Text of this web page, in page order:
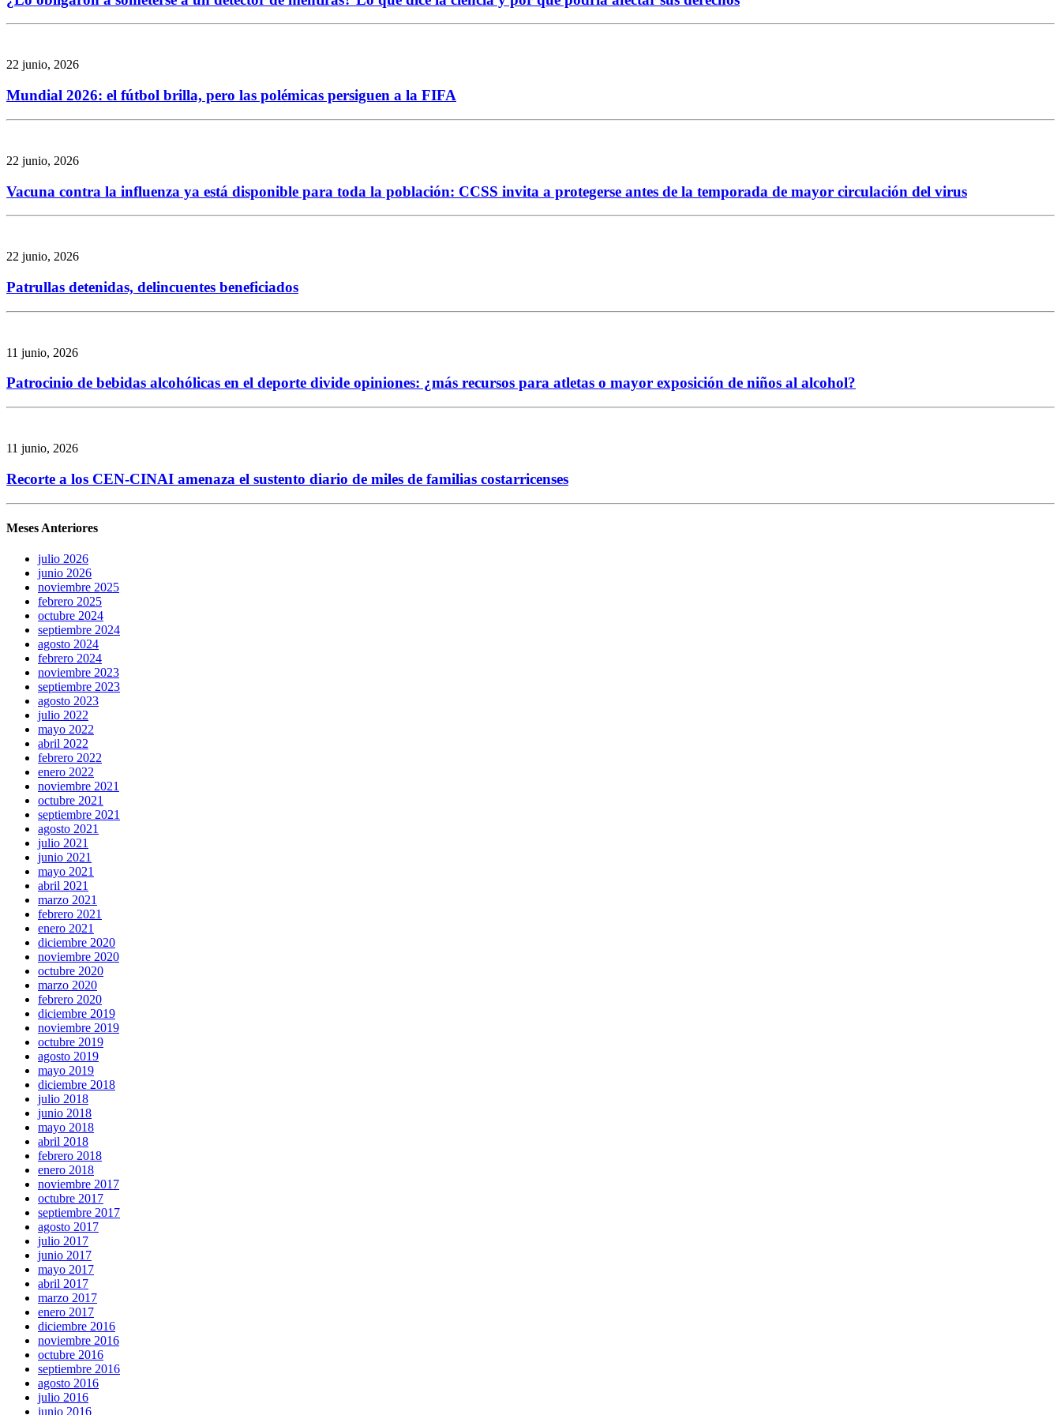
22 junio, 2026
Mundial 2026: el fútbol brilla, pero las polémicas persiguen a la FIFA
22 junio, 2026
Vacuna contra la influenza ya está disponible para toda la población: CCSS invita a protegerse antes de la temporada de mayor circulación del virus
22 junio, 2026
Patrullas detenidas, delincuentes beneficiados
11 junio, 2026
Patrocinio de bebidas alcohólicas en el deporte divide opiniones: ¿más recursos para atletas o mayor exposición de niños al alcohol?
11 junio, 2026
Recorte a los CEN-CINAI amenaza el sustento diario de miles de familias costarricenses
Meses Anteriores
julio 2026
junio 2026
noviembre 2025
febrero 2025
octubre 2024
septiembre 2024
agosto 2024
febrero 2024
noviembre 2023
septiembre 2023
agosto 2023
julio 2022
mayo 2022
abril 2022
febrero 2022
enero 2022
noviembre 2021
octubre 2021
septiembre 2021
agosto 2021
julio 2021
junio 2021
mayo 2021
abril 2021
marzo 2021
febrero 2021
enero 2021
diciembre 2020
noviembre 2020
octubre 2020
marzo 2020
febrero 2020
diciembre 2019
noviembre 2019
octubre 2019
agosto 2019
mayo 2019
diciembre 2018
julio 2018
junio 2018
mayo 2018
abril 2018
febrero 2018
enero 2018
noviembre 2017
octubre 2017
septiembre 2017
agosto 2017
julio 2017
junio 2017
mayo 2017
abril 2017
marzo 2017
enero 2017
diciembre 2016
noviembre 2016
octubre 2016
septiembre 2016
agosto 2016
julio 2016
junio 2016